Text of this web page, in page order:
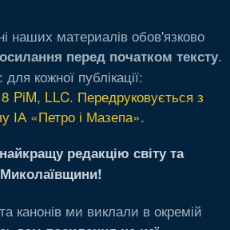
наших материалів обов'язково
перед початком тексту.
для кожної публікації:
PiM, LLC. Передруковується з
ІА «Петро і Мазепа».
редакцію світу та
Миколаївщини!
канонів ми виклали в окремій